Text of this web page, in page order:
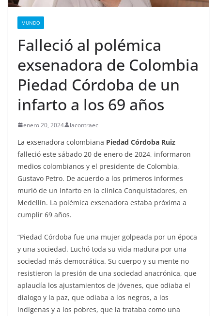
MUNDO
Falleció al polémica
exsenadora de Colombia
Piedad Córdoba de un
infarto a los 69 años
enero 20, 2024 lacontraec
La exsenadora colombiana Piedad Córdoba Ruiz
falleció este sábado 20 de enero de 2024, informaron
medios colombianos y el presidente de Colombia,
Gustavo Petro. De acuerdo a los primeros informes
murió de un infarto en la clínica Conquistadores, en
Medellín. La polémica exsenadora estaba próxima a
cumplir 69 años.
“Piedad Córdoba fue una mujer golpeada por un época
y una sociedad. Luchó toda su vida madura por una
sociedad más democrática. Su cuerpo y su mente no
resistieron la presión de una sociedad anacrónica, que
aplaudía los ajustamientos de jóvenes, que odiaba el
dialogo y la paz, que odiaba a los negros, a los
indígenas y a los pobres, que la trataba como una